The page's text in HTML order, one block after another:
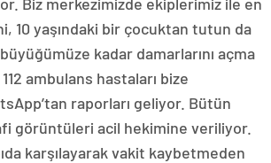
10 yaşındaki bir çocuktan tutun da
kadar damarlarını açma
ambulans hastaları bize
raporları geliyor. Bütün
görüntüleri acil hekimine veriliyor.
karşılayarak vakit kaybetmeden